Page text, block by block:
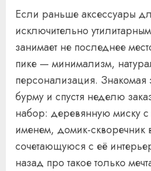
Если раньше аксессуары
исключительно
занимает не последнее
пике — минимализм,
персонализация. Знакомая
бурму и спустя неделю
набор: деревянную миску
именем, домик-скворечник
сочетающуюся с её
назад про такое только